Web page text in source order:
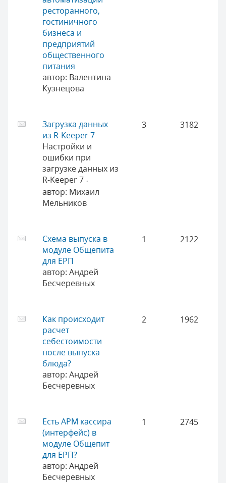
ресторанного,
гостиничного
бизнеса и
предприятий
общественного
питания
автор: Валентина
Кузнецова
Загрузка данных
из R-Keeper 7
Настройки и
ошибки при
загрузке данных из
R-Keeper 7 ·
автор: Михаил
Мельников
3 3182
Схема выпуска в
модуле Общепита
для ЕРП
автор: Андрей
Бесчеревных
1 2122
Как происходит
расчет
себестоимости
после выпуска
блюда?
автор: Андрей
Бесчеревных
2 1962
Есть АРМ кассира
(интерфейс) в
модуле Общепит
для ЕРП?
автор: Андрей
Бесчеревных
1 2745